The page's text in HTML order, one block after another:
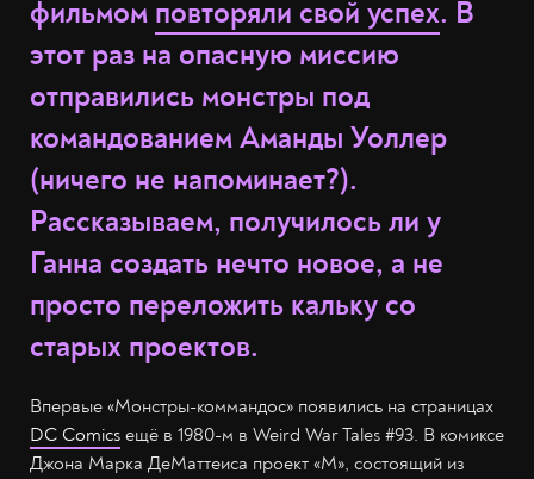
фильмом повторяли свой успех. В
этот раз на опасную миссию
отправились монстры под
командованием Аманды Уоллер
(ничего не напоминает?).
Рассказываем, получилось ли у
Ганна создать нечто новое, а не
просто переложить кальку со
старых проектов.
Впервые «Монстры-коммандос» появились на страницах
DC Comics ещё в 1980-м в Weird War Tales #93. В комиксе
Джона Марка ДеМаттеиса проект «М», состоящий из